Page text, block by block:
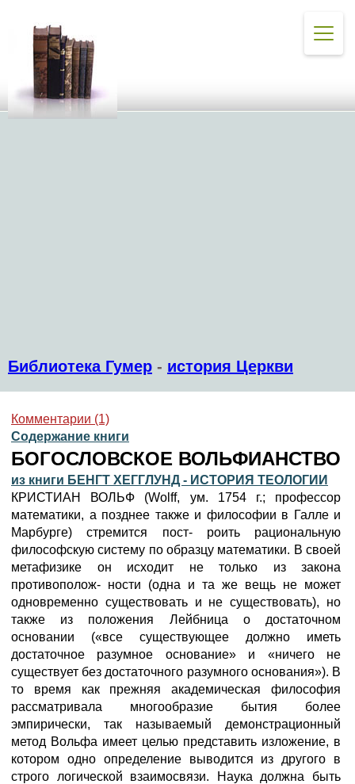
Библиотека Гумер - история Церкви
Комментарии (1)
Содержание книги
БОГОСЛОВСКОЕ ВОЛЬФИАНСТВО
из книги БЕНГТ ХЕГГЛУНД - ИСТОРИЯ ТЕОЛОГИИ
КРИСТИАН ВОЛЬФ (Wolff, ум. 1754 г.; профессор
математики, а позднее также и философии в Галле и
Марбурге) стремится пост- роить рациональную
философскую систему по образцу математики. В своей
метафизике он исходит не только из закона
противополож- ности (одна и та же вещь не может
одновременно существовать и не существовать), но
также из положения Лейбница о достаточном
основании («все существующее должно иметь
достаточное разумное основание» и «ничего не
существует без достаточного разумного основания»). В
то время как прежняя академическая философия
рассматривала многообразие бытия более
эмпирически, так называемый демонстрационный
метод Вольфа имеет целью представить изложение, в
котором одно определение выводится из другого в
строго логической взаимосвязи. Наука должна быть